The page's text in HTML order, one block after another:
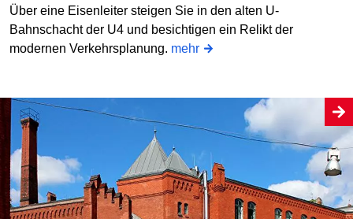
Über eine Eisenleiter steigen Sie in den alten U-
Bahnschacht der U4 und besichtigen ein Relikt der
modernen Verkehrsplanung. mehr